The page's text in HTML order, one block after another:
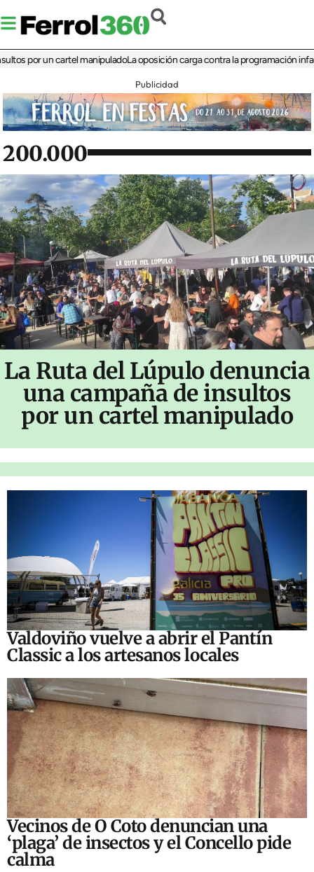
un cartel manipuladoLa oposición carga contra la programación infantil de
Publicidad
200.000
La Ruta del Lúpulo denuncia
una campaña de insultos
por un cartel manipulado
Valdoviño vuelve a abrir el Pantín
Classic a los artesanos locales
Vecinos de O Coto denuncian una
‘plaga’ de insectos y el Concello pide
calma